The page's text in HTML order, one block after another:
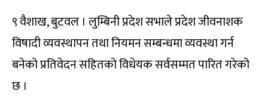
९ वैशाख, बुटवल । लुम्बिनी प्रदेश सभाले प्रदेश जीवनाशक
विषादी व्यवस्थापन तथा नियमन सम्बन्धमा व्यवस्था गर्न
बनेको प्रतिवेदन सहितको विधेयक सर्वसम्मत पारित गरेको
छ ।